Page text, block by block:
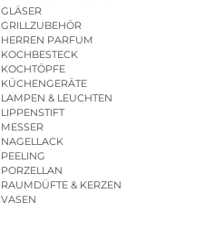
GLÄSER
GRILLZUBEHÖR
HERREN PARFUM
KOCHBESTECK
KOCHTÖPFE
KÜCHENGERÄTE
LAMPEN & LEUCHTEN
LIPPENSTIFT
MESSER
NAGELLACK
PEELING
PORZELLAN
RAUMDÜFTE & KERZEN
VASEN